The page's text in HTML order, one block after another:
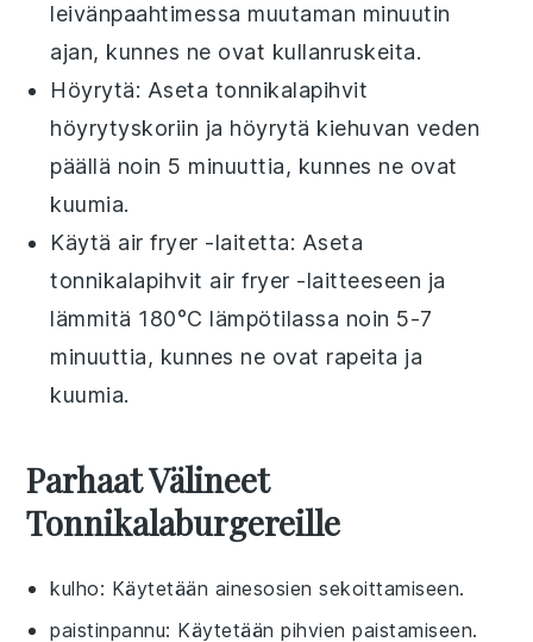
leivänpaahtimessa muutaman minuutin
ajan, kunnes ne ovat kullanruskeita.
Höyrytä: Aseta tonnikalapihvit
höyrytyskoriin ja höyrytä kiehuvan veden
päällä noin 5 minuuttia, kunnes ne ovat
kuumia.
Käytä air fryer -laitetta: Aseta
tonnikalapihvit air fryer -laitteeseen ja
lämmitä 180°C lämpötilassa noin 5-7
minuuttia, kunnes ne ovat rapeita ja
kuumia.
Parhaat Välineet
Tonnikalaburgereille
kulho: Käytetään ainesosien sekoittamiseen.
paistinpannu: Käytetään pihvien paistamiseen.